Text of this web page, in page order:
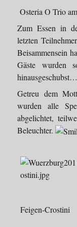
Osteria O Trio
Zum Essen in
letzten
Beisammensein
Gäste wurden
Getreu dem
wurden alle
abgelichtet,
Beleuchter.
Feigen-Crostini